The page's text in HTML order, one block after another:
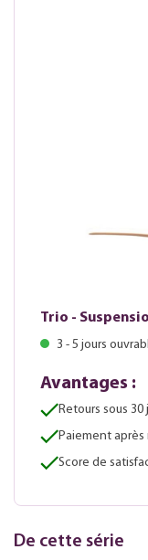
Trio -
3 - 5 jours
Avantages :
Retours sous 30
Paiement
Score de
De cette série